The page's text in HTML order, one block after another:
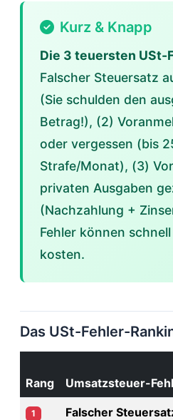
Kurz & Knapp
Die 3 teuersten USt-
Falscher Steuersatz
(Sie schulden den
Betrag!), (2)
oder vergessen (bis
Strafe/Monat), (3)
privaten Ausgaben
(Nachzahlung +
Fehler können
kosten.
Das USt-Fehler-
Rang Umsatzsteuer-
1
Falscher